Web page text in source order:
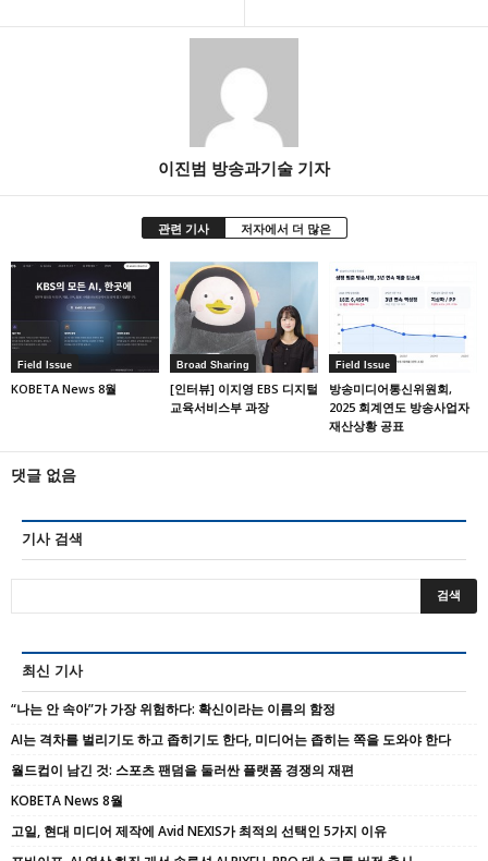
이진범 방송과기술 기자
관련 기사 저자에서 더 많은
Field Issue
KOBETA News 8월
Broad Sharing
[인터뷰] 이지영 EBS 디지털
교육서비스부 과장
Field Issue
방송미디어통신위원회,
2025 회계연도 방송사업자
재산상황 공표
댓글 없음
기사 검색
최신 기사
“나는 안 속아”가 가장 위험하다: 확신이라는 이름의 함정
AI는 격차를 벌리기도 하고 좁히기도 한다, 미디어는 좁히는 쪽을 도와야 한다
월드컵이 남긴 것: 스포츠 팬덤을 둘러싼 플랫폼 경쟁의 재편
KOBETA News 8월
고일, 현대 미디어 제작에 Avid NEXIS가 최적의 선택인 5가지 이유